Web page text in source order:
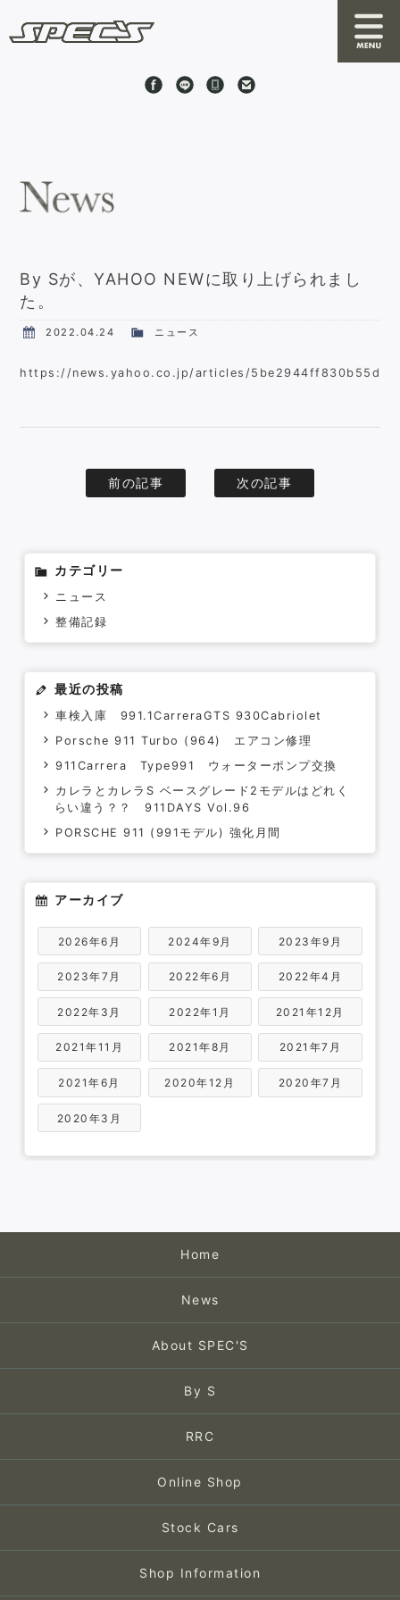
Online Shop
By Sが、YAHOO NEWに取り上げられまし
た。
2022.04.24 ニュース
https://news.yahoo.co.jp/articles/
前の記事 次の記事
カテゴリー
ニュース
整備記録
最近の投稿
車検入庫 991.1CarreraGTS 930Cabriolet
Porsche 911 Turbo (964) エアコン修理
911Carrera Type991 ウォーターポンプ交換
カレラとカレラS ベースグレード2モデルはどれく
らい違う？？ 911DAYS Vol.96
PORSCHE 911 (991モデル) 強化月間
アーカイブ
2026年6月 2024年9月 2023年9月
2023年7月 2022年6月 2022年4月
2022年3月 2022年1月 2021年12月
2021年11月 2021年8月 2021年7月
2021年6月 2020年12月 2020年7月
2020年3月
Home
News
About SPEC'S
By S
RRC
Online Shop
Stock Cars
Shop Information